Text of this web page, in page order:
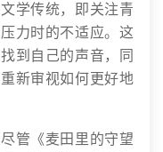
学传统，即关注青
力时的不适应。这
到自己的声音，同
新审视如何更好地
管《麦田里的守望